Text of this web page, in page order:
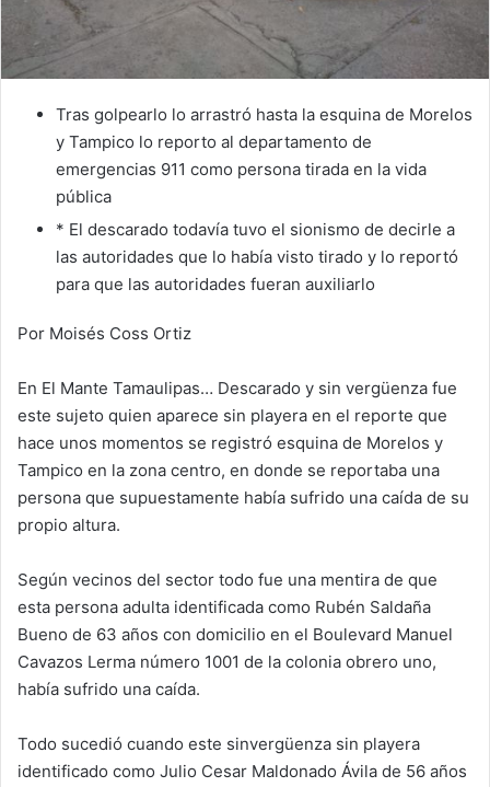
Tras golpearlo lo arrastró hasta la esquina de Morelos
y Tampico lo reporto al departamento de
emergencias 911 como persona tirada en la vida
pública
* El descarado todavía tuvo el sionismo de decirle a
las autoridades que lo había visto tirado y lo reportó
para que las autoridades fueran auxiliarlo
Por Moisés Coss Ortiz
En El Mante Tamaulipas… Descarado y sin vergüenza fue
este sujeto quien aparece sin playera en el reporte que
hace unos momentos se registró esquina de Morelos y
Tampico en la zona centro, en donde se reportaba una
persona que supuestamente había sufrido una caída de su
propio altura.
Según vecinos del sector todo fue una mentira de que
esta persona adulta identificada como Rubén Saldaña
Bueno de 63 años con domicilio en el Boulevard Manuel
Cavazos Lerma número 1001 de la colonia obrero uno,
había sufrido una caída.
Todo sucedió cuando este sinvergüenza sin playera
identificado como Julio Cesar Maldonado Ávila de 56 años